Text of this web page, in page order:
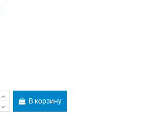
В корзину